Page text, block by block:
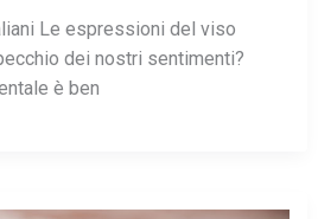
Le espressioni del viso
dei nostri sentimenti?
è ben